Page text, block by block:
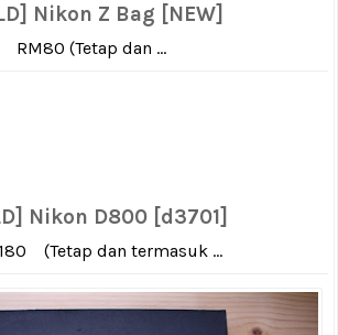
Nikon Z Bag [NEW]
RM80 (Tetap dan ...
Nikon D800 [d3701]
(Tetap dan termasuk ...